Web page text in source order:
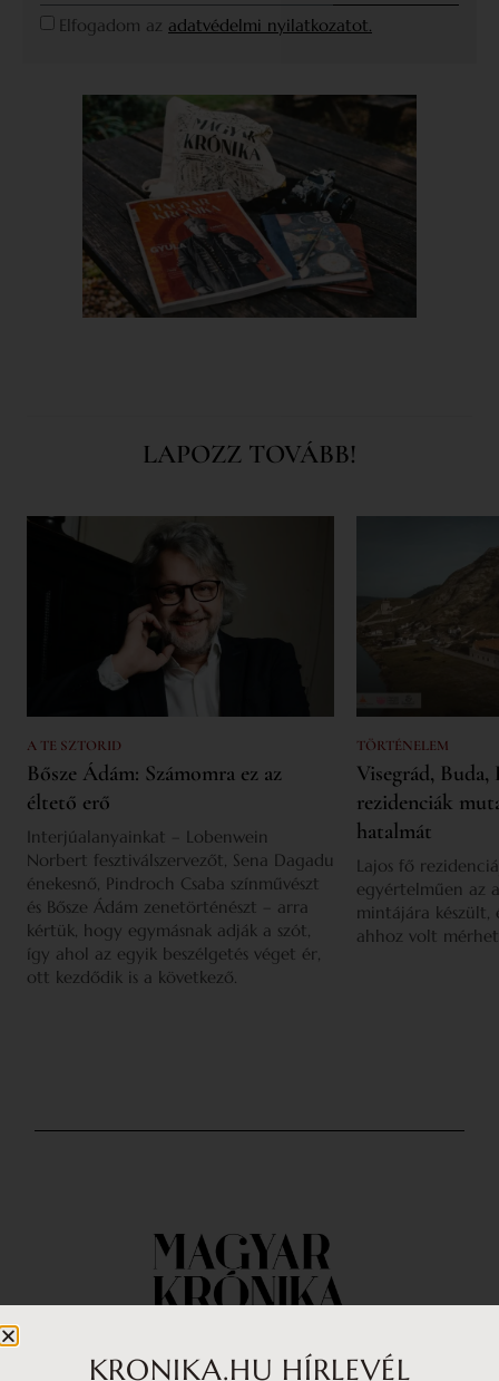
Elfogadom az adatvédelmi nyilatkozatot.
LAPOZZ TOVÁBB!
A TE SZTORID
Bősze Ádám: Számomra ez az
éltető erő
Interjúalanyainkat – Lobenwein
Norbert fesztiválszervezőt, Sena Dagadu
énekesnő, Pindroch Csaba színművészt
és Bősze Ádám zenetörténészt – arra
kértük, hogy egymásnak adják a szót,
így ahol az egyik beszélgetés véget ér,
ott kezdődik is a következő.
TÖRTÉNELEM
Visegrád,
rezidenciák
hatalmát
Lajos fő
egyértelműen az
mintájára készült,
ahhoz volt
KRONIKA.HU HÍRLEVÉL